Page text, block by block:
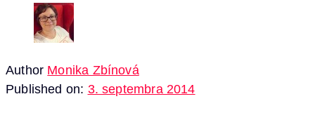
Author Monika Zbínová
Published on: 3. septembra 2014